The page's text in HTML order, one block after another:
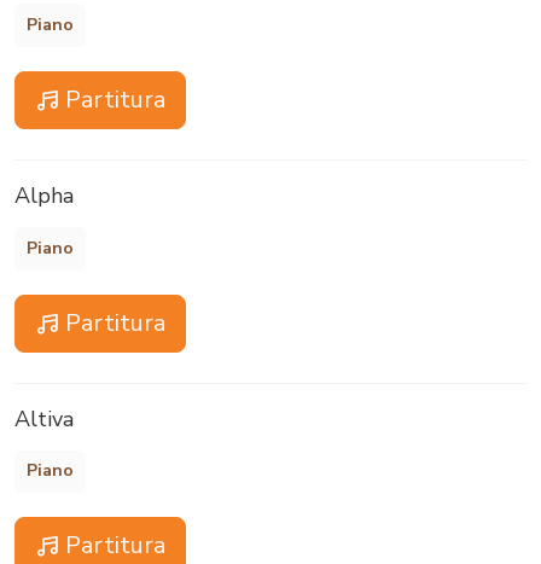
Piano
Partitura
Alpha
Piano
Partitura
Altiva
Piano
Partitura